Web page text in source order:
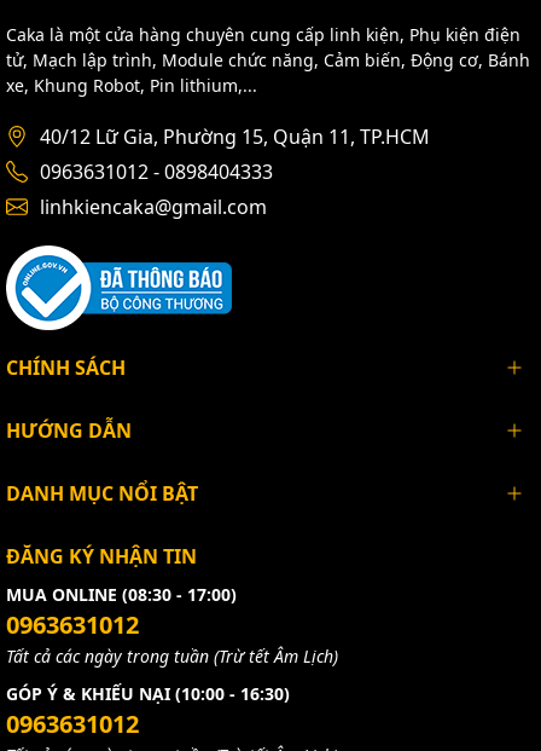
Caka là một cửa hàng chuyên cung cấp linh kiện, Phụ kiện điện
tử, Mạch lập trình, Module chức năng, Cảm biến, Động cơ, Bánh
xe, Khung Robot, Pin lithium,...
40/12 Lữ Gia, Phường 15, Quận 11, TP.HCM
0963631012 - 0898404333
linhkiencaka@gmail.com
CHÍNH SÁCH
HƯỚNG DẪN
DANH MỤC NỔI BẬT
ĐĂNG KÝ NHẬN TIN
MUA ONLINE (08:30 - 17:00)
0963631012
Tất cả các ngày trong tuần (Trừ tết Âm Lịch)
GÓP Ý & KHIẾU NẠI (10:00 - 16:30)
0963631012